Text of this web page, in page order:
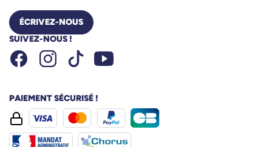
ÉCRIVEZ-NOUS
SUIVEZ-NOUS !
FacebookInstagramTiktok Youtube
PAIEMENT SÉCURISÉ !